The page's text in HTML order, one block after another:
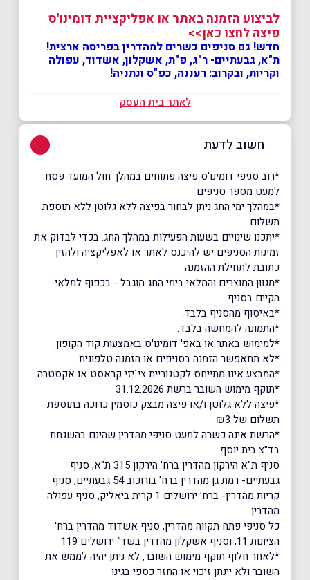
לביצוע הזמנה באתר או אפליקציית דומינו'ס
פיצה לחצו כאן>>
חדש! גם סניפים כשרים למהדרין בפריסה ארצית!
ת"א, גבעתיים- ר"ג, פ"ת, אשקלון, אשדוד, עפולה
וקריות, ובקרוב: רעננה, כפ"ס ונתניה!
לאתר בית העסק
חשוב לדעת
*רוב סניפי דומינו'ס פיצה פתוחים במהלך חול המועד פסח
למעט מספר סניפים
​​​​​​​*במהלך ימי החג ניתן לבחור בפיצה ללא גלוטן ללא תוספת
תשלום.
*יתכנו שינויים בשעות הפעילות במהלך החג. בכדי לבדוק את
זמינות הסניפים יש להיכנס לאתר או לאפליקציה ולהזין
כתובת לתחילת ההזמנה
*מגוון המוצרים והמלאי בימי החג מוגבל - בכפוף למלאי
הקיים בסניף
*באיסוף מהסניף בלבד.
*התמונה להמחשה בלבד.
*למימוש באתר או באפ' דומינו'ס באמצעות קוד הקופון.
*לא תתאפשר הזמנה בסניפים או הזמנה טלפונית.
*המבצע אינו מתייחס לקטגוריית צי`יזי קראסט או אקסטרה.
*תוקף מימוש השובר ברשת 31.12.2026
*פיצה ללא גלוטן ו/או פיצה מבצק כוסמין כרוכה בתוספת
תשלום של ₪3
*הרשת אינה כשרה למעט סניפי מהדרין שהינם בהשגחת
בד"צ בית יוסף
סניף ת"א הירקון מהדרין ברח' הירקון 315 ת"א, סניף
גבעתיים- רמת גן מהדרין ברח' בורוכוב 54 גבעתיים, סניף
קריות מהדרין- ברח' ירושלים 1 קרית ביאליק, סניף עפולה
מהדרין
כל סניפי פתח תקווה מהדרין, סניף אשדוד מהדרין ברח'
הציונות 11, וסניף אשקלון מהדרין בשד` ירושלים 119
*לאחר חלוף תוקף מימוש השובר, לא ניתן יהיה לממש את
השובר ולא יינתן זיכוי או החזר כספי בגינו